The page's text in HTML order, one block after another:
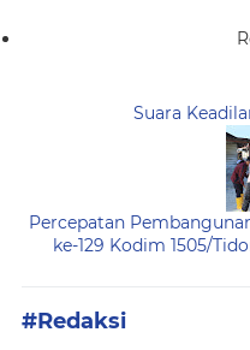
Suara
Percepatan
ke-129 Kodim 1505/
#Redaksi